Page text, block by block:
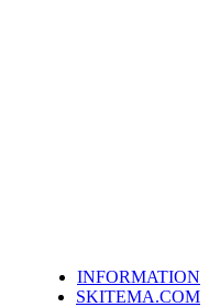
INFORMATION
SKITEMA.COM